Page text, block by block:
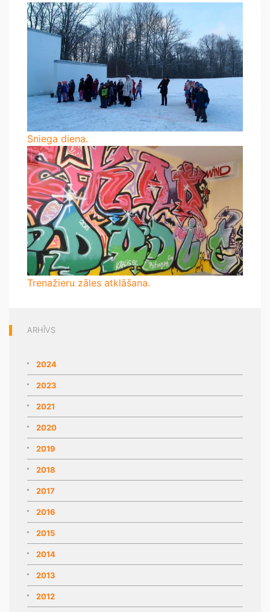
Sniega diena.
Trenažieru zāles atklāšana.
ARHĪVS
2024
2023
2021
2020
2019
2018
2017
2016
2015
2014
2013
2012